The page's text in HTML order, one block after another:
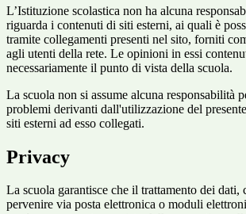
L’Istituzione scolastica non ha alcuna
riguarda i contenuti di siti esterni, ai quali è
tramite collegamenti presenti nel sito, forniti
agli utenti della rete. Le opinioni in essi
necessariamente il punto di vista della scuola.
La scuola non si assume alcuna responsabilità
problemi derivanti dall'utilizzazione del
siti esterni ad esso collegati.
Privacy
La scuola garantisce che il trattamento dei dati,
pervenire via posta elettronica o moduli